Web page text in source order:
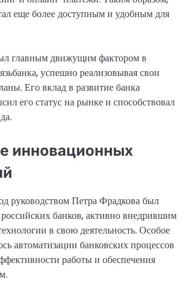
еще более доступным и удобным для
главным движущим фактором в
успешно реализовывая свои
Его вклад в развитие банка
его статус на рынке и способствовал
инновационных
руководством Петра Фрадкова был
банков, активно внедрившим
в свою деятельность. Особое
автоматизации банковских процессов
работы и обеспечения